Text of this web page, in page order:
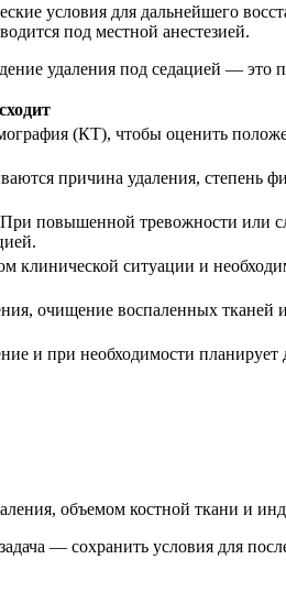
условия для дальнейшего
под местной анестезией.
удаления под седацией — это
(КТ), чтобы оценить
причина удаления, степень
При повышенной тревожности или
клинической ситуации и
очищение воспаленных тканей
и при необходимости планирует
объемом костной ткани и
— сохранить условия для